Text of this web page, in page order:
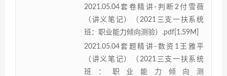
2021.05.04套卷精讲-判断2付雪薇
（讲义笔记）（2021三支一扶系统
班：职业能力倾向测验）.pdf[1.59M]
2021.05.04套题精讲-数资1王雅平
（讲义笔记）（2021三支一扶系统
班：职业能力倾向测